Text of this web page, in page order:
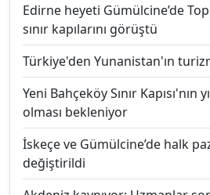
Edirne heyeti Gümülcine’de
sınır kapılarını görüştü
Türkiye'den Yunanistan'ın
Yeni Bahçeköy Sınır Kapısı'nın
olması bekleniyor
İskeçe ve Gümülcine’de halk
değiştirildi